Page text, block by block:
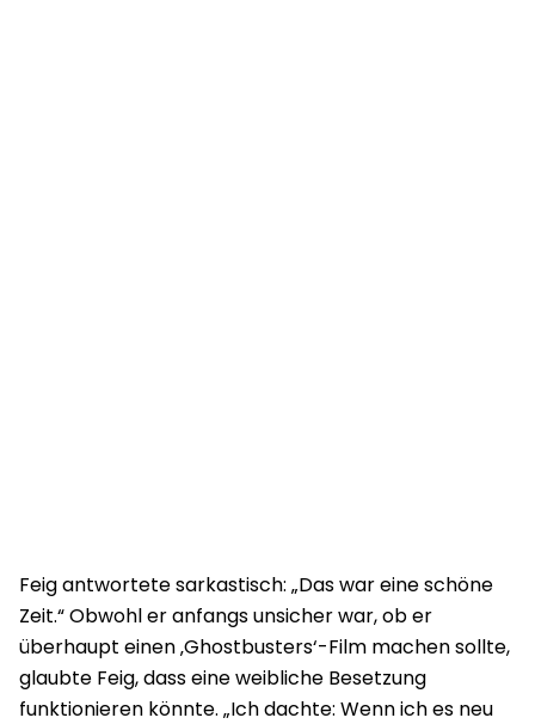
Feig antwortete sarkastisch: „Das war eine schöne
Zeit.“ Obwohl er anfangs unsicher war, ob er
überhaupt einen ‚Ghostbusters‘-Film machen sollte,
glaubte Feig, dass eine weibliche Besetzung
funktionieren könnte. „Ich dachte: Wenn ich es neu